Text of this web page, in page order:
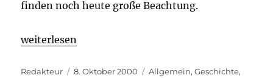
finden noch heute große Beachtung.
„Florian Cajori – ein Schweizer in Nordamerika“
weiterlesen
Autor
Redakteur
Veröffentlicht
8. Oktober 2000 Kategorien
Allgemein,Geschichte,